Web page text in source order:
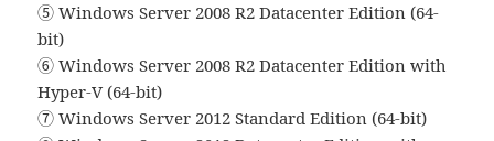
⑤ Windows Server 2008 R2 Datacenter Edition (64-
bit)
⑥ Windows Server 2008 R2 Datacenter Edition with
Hyper-V (64-bit)
⑦ Windows Server 2012 Standard Edition (64-bit)